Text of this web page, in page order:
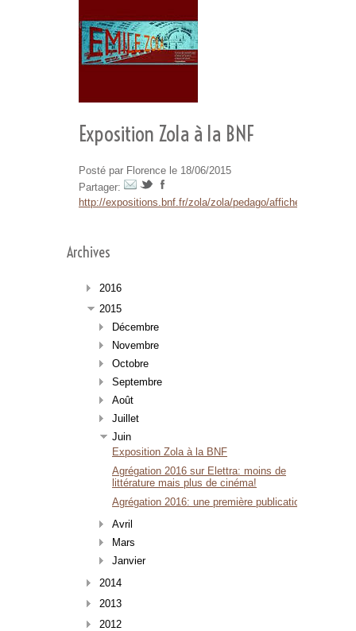
Exposition Zola à la BNF
Posté par Florence le 18/06/2015
Partager:
http://expositions.bnf.fr/zola/zola/pedago/affiches/
Archives
2016
2015
Décembre
Novembre
Octobre
Septembre
Août
Juillet
Juin
Exposition Zola à la BNF
Agrégation 2016 sur Elettra: moins de
littérature mais plus de cinéma!
Agrégation 2016: une première publication
Avril
Mars
Janvier
2014
2013
2012